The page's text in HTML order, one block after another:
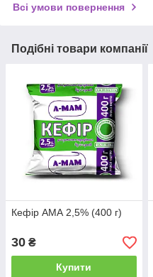
Всі умови повернення
Подібні товари компанії
Кефір АМА 2,5% (400 г)
30 ₴
Купити